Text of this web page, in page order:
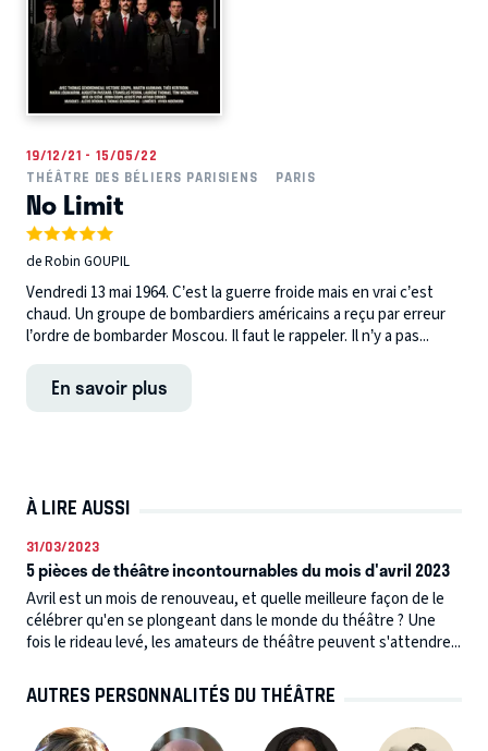
19/12/21 - 15/05/22
THÉÂTRE DES BÉLIERS PARISIENS
PARIS
No Limit
de Robin GOUPIL
Vendredi 13 mai 1964. C’est la guerre froide mais en vrai c’est
chaud. Un groupe de bombardiers américains a reçu par erreur
l’ordre de bombarder Moscou. Il faut le rappeler. Il n’y a pas...
En savoir plus
À LIRE AUSSI
31/03/2023
5 pièces de théâtre incontournables du mois d'avril 2023
Avril est un mois de renouveau, et quelle meilleure façon de le
célébrer qu'en se plongeant dans le monde du théâtre ? Une
fois le rideau levé, les amateurs de théâtre peuvent s'attendre...
AUTRES PERSONNALITÉS DU THÉÂTRE